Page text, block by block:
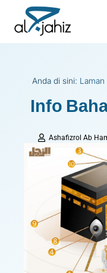
Anda di sini: Laman
Info
Ashafizrol Ab